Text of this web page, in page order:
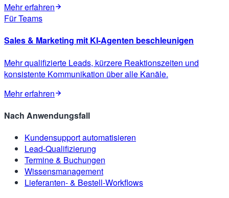
Mehr erfahren
Für Teams
Sales & Marketing mit KI-Agenten beschleunigen
Mehr qualifizierte Leads, kürzere Reaktionszeiten und
konsistente Kommunikation über alle Kanäle.
Mehr erfahren
Nach Anwendungsfall
Kundensupport automatisieren
Lead-Qualifizierung
Termine & Buchungen
Wissensmanagement
Lieferanten- & Bestell-Workflows